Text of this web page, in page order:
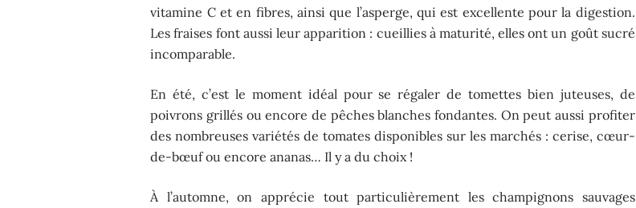
vitamine C et en fibres, ainsi que l’asperge, qui est excellente pour la digestion.
Les fraises font aussi leur apparition : cueillies à maturité, elles ont un goût sucré
incomparable.
En été, c’est le moment idéal pour se régaler de tomettes bien juteuses, de
poivrons grillés ou encore de pêches blanches fondantes. On peut aussi profiter
des nombreuses variétés de tomates disponibles sur les marchés : cerise, cœur-
de-bœuf ou encore ananas… Il y a du choix !
À l’automne, on apprécie tout particulièrement les champignons sauvages